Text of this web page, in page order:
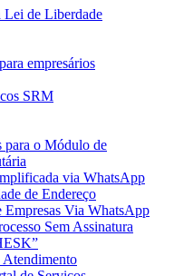
Lei de Liberdade
empresários
SRM
para o Módulo de
via WhatsApp
de Endereço
Empresas Via WhatsApp
Sem Assinatura